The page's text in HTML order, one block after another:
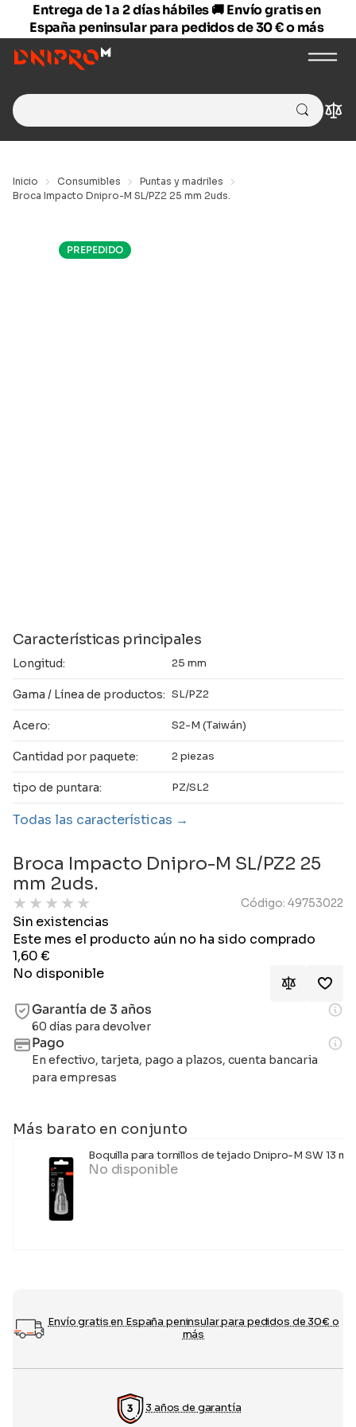
Entrega de 1 a 2 días hábiles 🚚 Envío gratis en
España peninsular para pedidos de 30 € o más
Search
for:
Inicio Consumibles
Puntas y madriles
Broca Impacto Dnipro-M SL/PZ2 25 mm 2uds.
PREPEDIDO
Características principales
Longitud: 25 mm
Gama / Línea de productos: SL/PZ2
Acero: S2-M (Taiwán)
Cantidad por paquete: 2 piezas
tipo de puntara: PZ/SL2
Todas las características
Broca Impacto Dnipro-M SL/PZ2 25
mm 2uds.
★ ★ ★ ★ ★ Código: 49753022
Sin existencias
Este mes el producto aún no ha sido comprado
1,60€
No disponible
Garantía de 3 años
60 días para devolver
Pago
En efectivo, tarjeta, pago a plazos, cuenta bancaria
para empresas
Más barato en conjunto
Boquilla para tornillos de tejado Dnipro-M SW 13
No disponible
Envío gratis en España peninsular para pedidos de 30€ o
más
3 años de garantía